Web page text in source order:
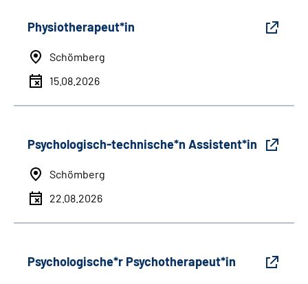
Physiotherapeut*in
Schömberg
15.08.2026
Psychologisch-technische*n Assistent*in
Schömberg
22.08.2026
Psychologische*r Psychotherapeut*in